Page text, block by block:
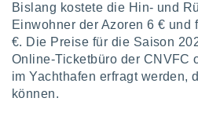
Bislang kostete die Hin- und
Einwohner der Azoren 6 € und
€. Die Preise für die Saison
Online-Ticketbüro der CNVFC
im Yachthafen erfragt werden,
können.